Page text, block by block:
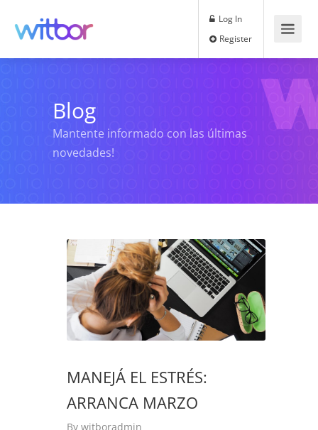
Log In
Blog
Mantente informado con las últimas
novedades!
MANEJÁ EL ESTRÉS:
ARRANCA MARZO
By witboradmin